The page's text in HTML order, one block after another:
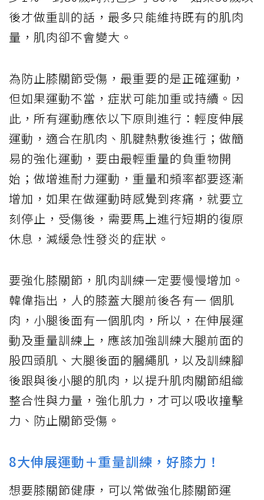
後才做重訓的話，最多只能維持既有的肌肉
量，肌肉卻不會變大。
為防止膝關節受傷，最重要的是正確運動，
但如果運動不當，症狀可能加重或持續。因
此，所有運動應依以下原則進行：輕度伸展
運動，適合在肌肉、肌腱熱敷後進行；做簡
易的強化運動，要由最輕重量的負重物開
始；做增進耐力運動，重量和頻率都要逐漸
增加，如果在做運動時感覺到疼痛，就要立
刻停止，受傷後，需要馬上進行短期的復原
休息，減緩急性發炎的症狀。
要強化膝關節，肌肉訓練一定要慢慢增加。
韓偉指出，人的膝蓋大腿前後各有一 個肌
肉，小腿後面有一個肌肉，所以，在伸展運
動及重量訓練上，應該加強訓練大腿前面的
股四頭肌、大腿後面的膕繩肌，以及訓練腳
後跟與後小腿的肌肉，以提升肌肉關節組織
整合性與力量，強化肌力，才可以吸收撞擊
力、防止關節受傷。
8大伸展運動＋重量訓練，好膝力！
想要膝關節健康，可以常做強化膝關節運